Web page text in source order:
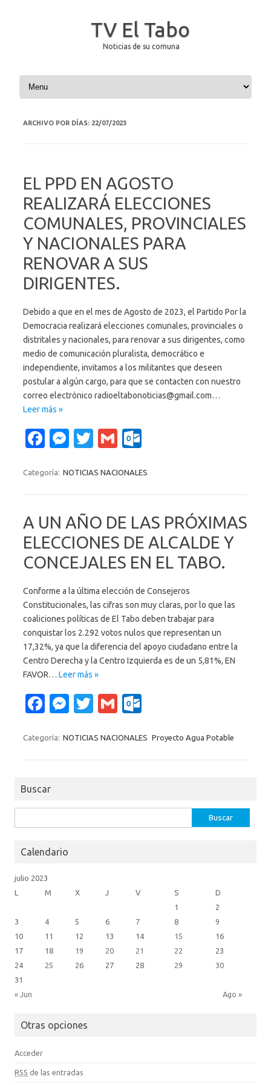
TV El Tabo
Noticias de su comuna
Saltar al contenido
ARCHIVO POR DÍAS: 22/07/2023
EL PPD EN AGOSTO
REALIZARÁ ELECCIONES
COMUNALES, PROVINCIALES
Y NACIONALES PARA
RENOVAR A SUS
DIRIGENTES.
Debido a que en el mes de Agosto de 2023, el Partido Por la
Democracia realizará elecciones comunales, provinciales o
distritales y nacionales, para renovar a sus dirigentes, como
medio de comunicación pluralista, democrático e
independiente, invitamos a los militantes que deseen
postular a algún cargo, para que se contacten con nuestro
correo electrónico radioeltabonoticias@gmail.com…
Leer más »
Fa
e
o
o
k
M
se
g
er
T
it
r
G
ail lo
k.
c
o
m
Categoría: NOTICIAS NACIONALES
A UN AÑO DE LAS PRÓXIMAS
ELECCIONES DE ALCALDE Y
CONCEJALES EN EL TABO.
Conforme a la última elección de Consejeros
Constitucionales, las cifras son muy claras, por lo que las
coaliciones políticas de El Tabo deben trabajar para
conquistar los 2.292 votos nulos que representan un
17,32%, ya que la diferencia del apoyo ciudadano entre la
Centro Derecha y la Centro Izquierda es de un 5,81%, EN
FAVOR… Leer más »
Fa
e
M
se
T
it
G
ail lo
Categoría: NOTICIAS NACIONALES Proyecto Agua Potable
Buscar
Calendario
julio 2023
L
M X J V S D
« Jun Ago »
1
2
3
4 5 6 7 8
9
10
11 12 13 14 15
16
17
18 19 20 21 22
23
24
25 26 27 28 29
30
31
Otras opciones
Acceder
RSS de las entradas